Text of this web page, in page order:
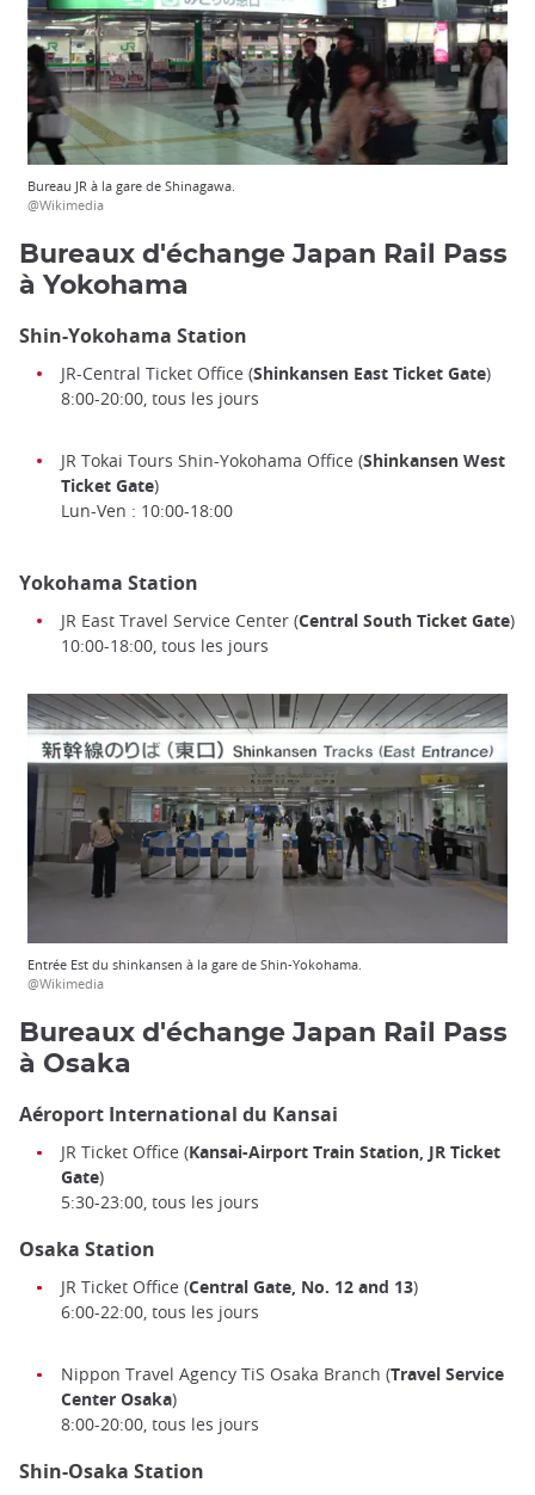
Bureau JR à la gare de Shinagawa.
@Wikimedia
Bureaux d'échange Japan Rail Pass
à Yokohama
Shin-Yokohama Station
JR-Central Ticket Office (Shinkansen East Ticket Gate)
8:00-20:00, tous les jours
JR Tokai Tours Shin-Yokohama Office (Shinkansen West
Ticket Gate)
Lun-Ven : 10:00-18:00
Yokohama Station
JR East Travel Service Center (Central South Ticket Gate)
10:00-18:00, tous les jours
Entrée Est du shinkansen à la gare de Shin-Yokohama.
@Wikimedia
Bureaux d'échange Japan Rail Pass
à Osaka
Aéroport International du Kansai
JR Ticket Office (Kansai-Airport Train Station, JR Ticket
Gate)
5:30-23:00, tous les jours
Osaka Station
JR Ticket Office (Central Gate, No. 12 and 13)
6:00-22:00, tous les jours
Nippon Travel Agency TiS Osaka Branch (Travel Service
Center Osaka)
8:00-20:00, tous les jours
Shin-Osaka Station